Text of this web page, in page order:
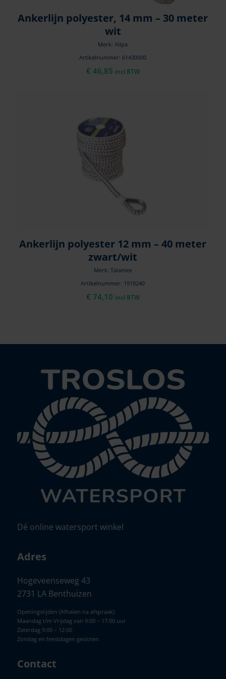
Ankerlijn polyester, 14 mm – 30 meter
wit
Merk: Allpa
Artikelnummer: 61430000
€ 46,85 incl BTW
Ankerlijn polyester 12 mm – 40 meter
zwart/wit
Merk: Talamex
Artikelnummer: 1919240
€ 74,10 incl BTW
Dé online watersport winkel
Adres
Hogeveenseweg 43
2731 LA Benthuizen
Openingstijden (Afhalen na afspraak)
Maandag t/m Vrijdag van 9:00 – 17:00 uur
Zaterdag 9:00 – 12:00
Zondag en feestdagen gesloten
Contact